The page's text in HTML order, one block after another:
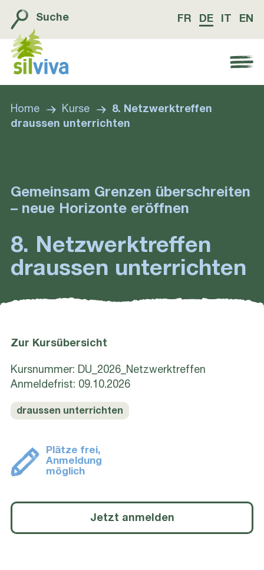
Suche FR DE EN
Navigation öffnen bzw. schliessen
Home Kurse
8. Netzwerktreffen
draussen unterrichten
Gemeinsam Grenzen überschreiten
– neue Horizonte eröffnen
8. Netzwerktreffen
draussen unterrichten
Zur Kursübersicht
Kursnummer: DU_2026_Netzwerktreffen
Anmeldefrist: 09.10.2026
draussen unterrichten
Plätze frei,
Anmeldung
möglich
Jetzt anmelden